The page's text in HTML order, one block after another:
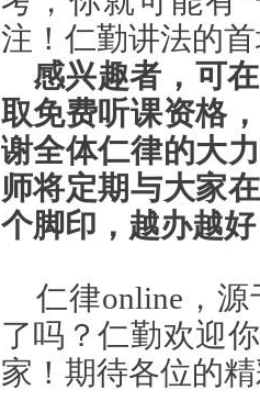
注！仁勤讲法的
感兴趣者，可
取免费听课资格
谢全体仁律的大
师将定期与大家
个脚印，越办越
仁律online，
了吗？仁勤欢迎
家！期待各位的